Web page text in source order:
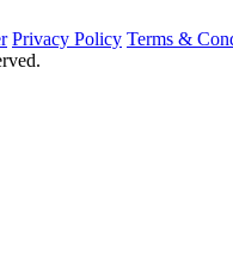
Privacy Policy Terms &